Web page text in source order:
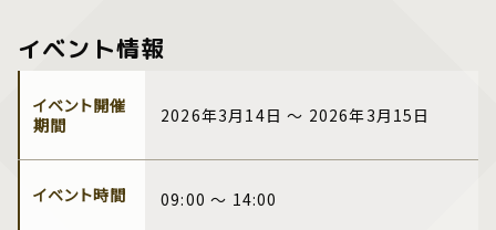
イベント情報
イベント開催
期間
2026年3月14日 ～ 2026年3月15日
イベント時間 09:00 ～ 14:00